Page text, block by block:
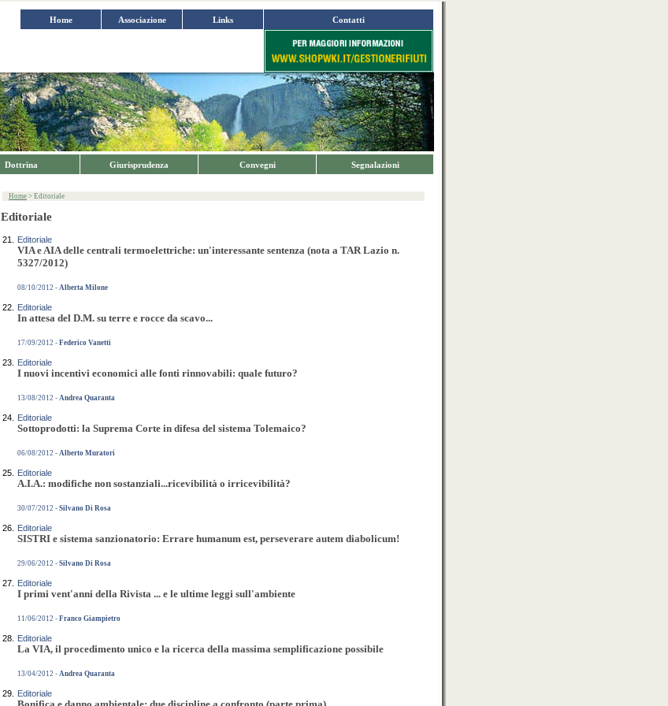
Home Associazione Links Contatti
Dottrina Giurisprudenza Convegni Segnalazioni
Home > Editoriale
Editoriale
21. Editoriale
VIA e AIA delle centrali termoelettriche: un'interessante sentenza (nota a TAR Lazio n.
5327/2012)
08/10/2012 - Alberta Milone
22. Editoriale
In attesa del D.M. su terre e rocce da scavo...
17/09/2012 - Federico Vanetti
23. Editoriale
I nuovi incentivi economici alle fonti rinnovabili: quale futuro?
13/08/2012 - Andrea Quaranta
24. Editoriale
Sottoprodotti: la Suprema Corte in difesa del sistema Tolemaico?
06/08/2012 - Alberto Muratori
25. Editoriale
A.I.A.: modifiche non sostanziali...ricevibilità o irricevibilità?
30/07/2012 - Silvano Di Rosa
26. Editoriale
SISTRI e sistema sanzionatorio: Errare humanum est, perseverare autem diabolicum!
29/06/2012 - Silvano Di Rosa
27. Editoriale
I primi vent'anni della Rivista ... e le ultime leggi sull'ambiente
11/06/2012 - Franco Giampietro
28. Editoriale
La VIA, il procedimento unico e la ricerca della massima semplificazione possibile
13/04/2012 - Andrea Quaranta
29. Editoriale